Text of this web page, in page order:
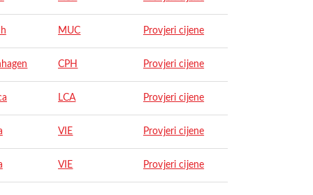
MUC Provjeri cijene
CPH Provjeri cijene
LCA Provjeri cijene
VIE Provjeri cijene
VIE Provjeri cijene